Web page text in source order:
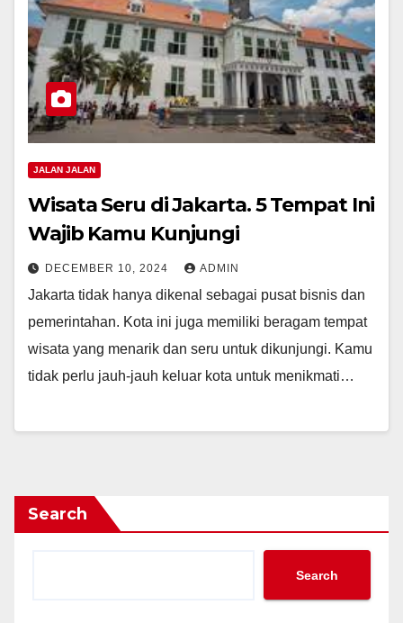
JALAN JALAN
Wisata Seru di Jakarta. 5 Tempat Ini
Wajib Kamu Kunjungi
DECEMBER 10, 2024 ADMIN
Jakarta tidak hanya dikenal sebagai pusat bisnis dan
pemerintahan. Kota ini juga memiliki beragam tempat
wisata yang menarik dan seru untuk dikunjungi. Kamu
tidak perlu jauh-jauh keluar kota untuk menikmati…
Search
Search